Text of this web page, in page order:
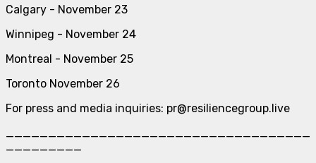
Calgary - November 23
Winnipeg - November 24
Montreal - November 25
Toronto November 26
For press and media inquiries: pr@resiliencegroup.live
____________________________________
_________